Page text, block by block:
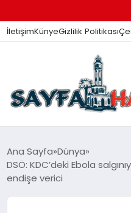
İletişimKünyeGizlilik Politikası
ANA SAYFA
GÜNDEM
Ana Sayfa Dünya
DSÖ: KDC’deki Ebola
endişe verici